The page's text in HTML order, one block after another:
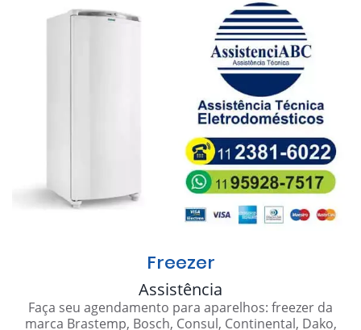
Freezer
Assistência
Faça seu agendamento para aparelhos: freezer da
marca Brastemp, Bosch, Consul, Continental, Dako,